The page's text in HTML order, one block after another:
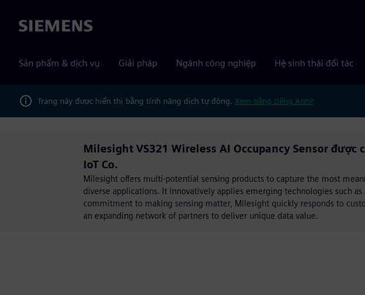
Siemens
Sản phẩm & dịch vụ Giải pháp Ngành công nghiệp Hệ sinh thái đối tác
Trang này được hiển thị bằng tính năng dịch tự động. Xem bằng tiếng Anh?
Milesight VS321 Wireless AI Occupancy Sensor
IoT Co.
Milesight offers multi-potential sensing products to capture the most
diverse applications. It innovatively applies emerging technologies such
commitment to making sensing matter, Milesight quickly responds to
an expanding network of partners to deliver unique data value.